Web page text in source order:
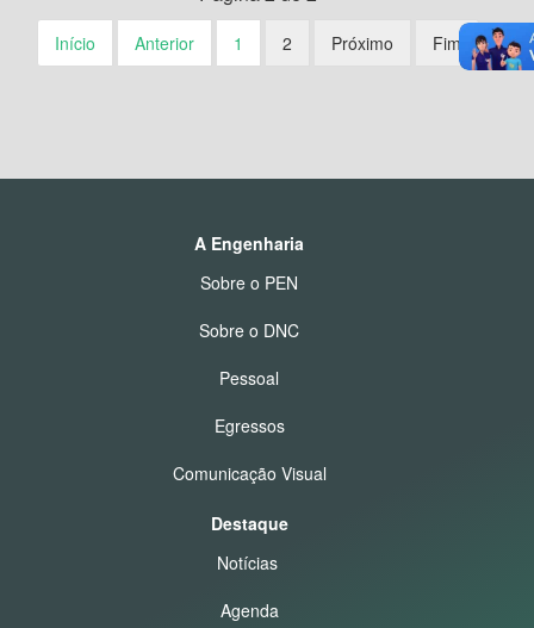
Início Anterior 1 2 Próximo Fim
A Engenharia
Sobre o PEN
Sobre o DNC
Pessoal
Egressos
Comunicação Visual
Destaque
Notícias
Agenda